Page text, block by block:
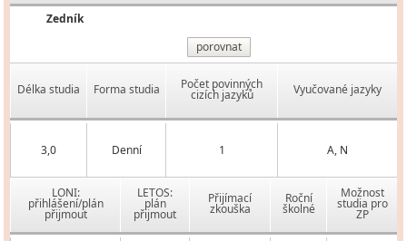
Zedník
porovnat
Délka studia Forma studia Počet povinných
cizích jazyků Vyučované jazyky
3,0 Denní 1 A, N
LONI:
přihlášení/plán
přijmout
LETOS:
plán
přijmout
Přijímací
zkouška
Roční
školné
Možnost
studia pro
ZP